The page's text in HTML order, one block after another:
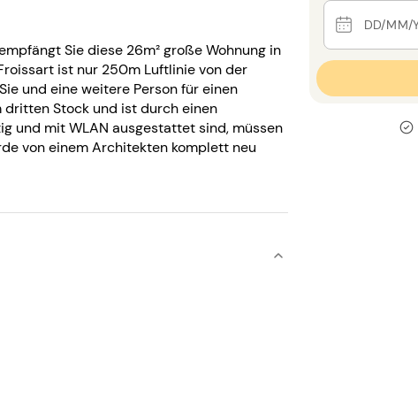
Sie diese 26m² große Wohnung in
ist nur 250m Luftlinie von der
und eine weitere Person für einen
Stock und ist durch einen
und mit WLAN ausgestattet sind, müssen
von einem Architekten komplett neu